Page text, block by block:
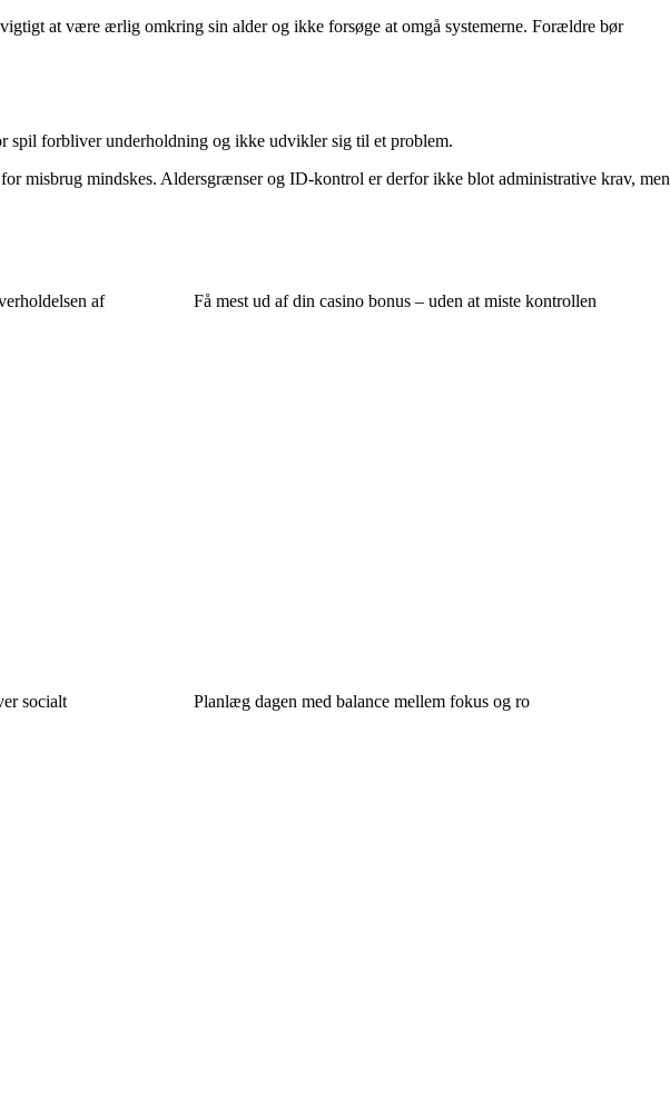
at være ærlig omkring sin alder og ikke forsøge at omgå systemerne. Forældre bør
spil forbliver underholdning og ikke udvikler sig til et problem.
misbrug mindskes. Aldersgrænser og ID-kontrol er derfor ikke blot administrative krav, men
af
Få mest ud af din casino bonus – uden at miste kontrollen
socialt Planlæg dagen med balance mellem fokus og ro